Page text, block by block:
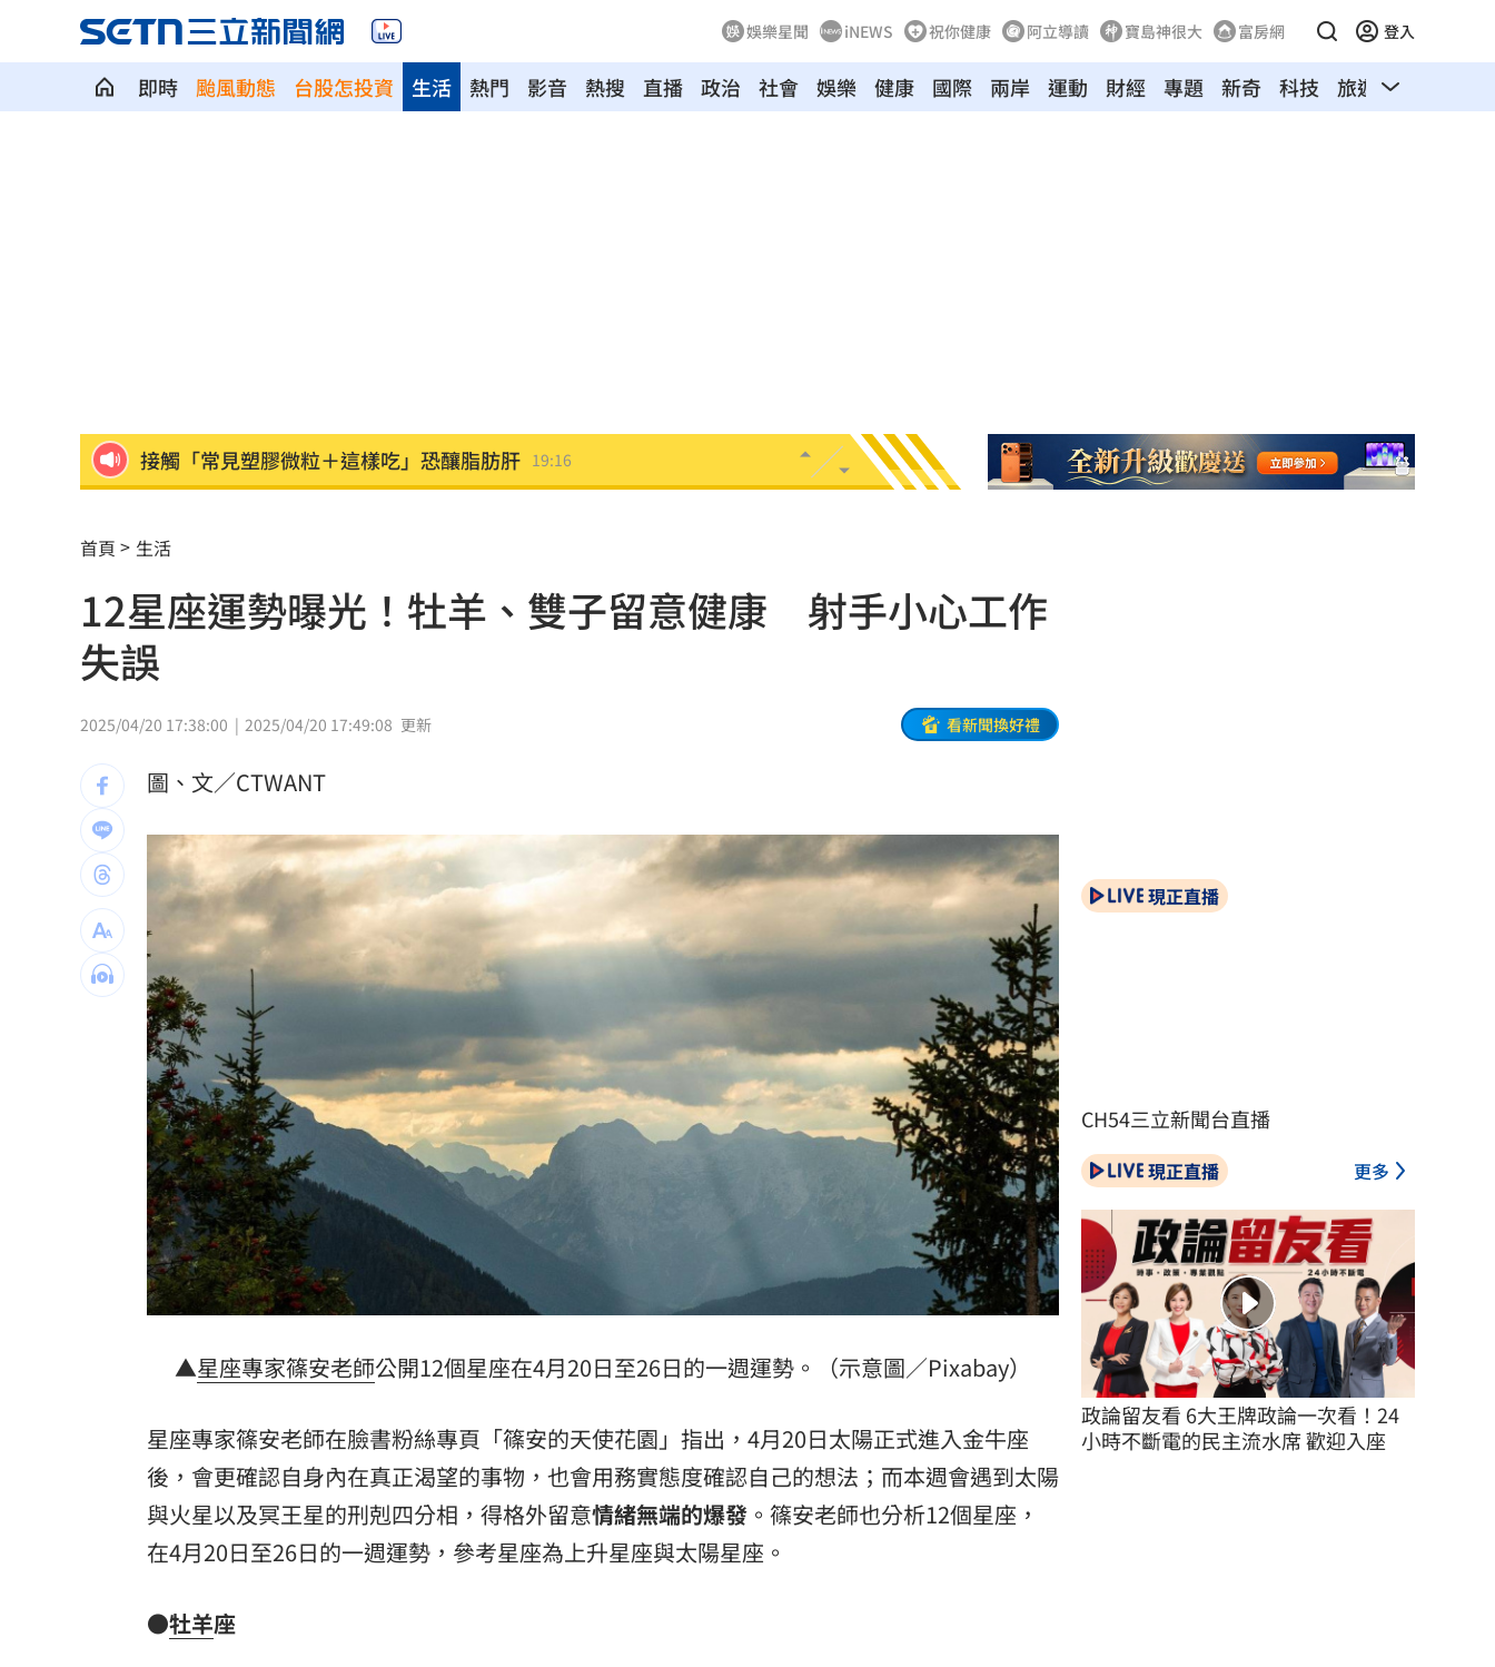
娛樂星聞 iNEWS 祝你健康 阿立導讀 寶島神很大 富房網 登入
即時 颱風動態 台股怎投資 熱門 影音 熱搜 直播 政治 社會 娛樂
生活 健康 國際 兩岸 運動 財經 專題 新奇 科技 旅遊 汽車
接觸「常見塑膠微粒＋這樣吃」恐釀脂肪肝 19:16
月薪3萬多怎麼活下去？過來人揭真實生活
大咖歌后花蓮度假3天 喊話巧遇直接合照 19:13
3大SM門面擔歌謠大戰主持！同框顏值炸裂
繞違停貨車遭撞！嘉義婦慘死姪重傷
新濠建設單日狂掃5點 風佑築豪取8連勝
魯冰花原唱隔13年開唱 台下驚見一票大咖 18:40
長野安曇野暴雨釀土石流 390住宿客受困
白海豚轉輕颱！最快「今夜脫離暴風圈」
獨／曝YT暫停更3週 南珉貞：不是因為錢
李李仁慶祝父親節！合體大尾油土伯網看傻 18:33
小孩不願繫安全帶！全機乘客慘滯留一晚 18:32
傳與女員工婚外情助升遷 FIFA主席回應了 18:31
台灣彩券開獎直播中
LIVE三立+24小時直播 15:27
商場戰國來臨 台中「頂奢大道」逐漸成形 12:00
台彩父親節推新刮刮樂千萬頭獎超「爸」氣 12:00
「拍片人的多重宇宙」職涯論壇9/12登場！ 10:30
8國球員齊聚高雄 Formosa 7s掀足球熱潮
首頁 生活
12星座運勢曝光！牡羊、雙子留意健康 射手小心工作
失誤
2025/04/20 17:38:00 2025/04/20 17:49:08 更新 看新聞換好禮
圖、文／CTWANT
▲星座專家篠安老師公開12個星座在4月20日至26日的一週運勢。（示意圖／Pixabay）
星座專家篠安老師在臉書粉絲專頁「篠安的天使花園」指出，4月20日太陽正式進入金牛座
後，會更確認自身內在真正渴望的事物，也會用務實態度確認自己的想法；而本週會遇到太陽
與火星以及冥王星的刑剋四分相，得格外留意情緒無端的爆發 。篠安老師也分析12個星座，
在4月20日至26日的一週運勢，參考星座為上升星座與太陽星座。
●牡羊座
現正直播
CH54三立新聞台直播
現正直播 更多
政論留友看 6大王牌政論一次看！24
小時不斷電的民主流水席 歡迎入座